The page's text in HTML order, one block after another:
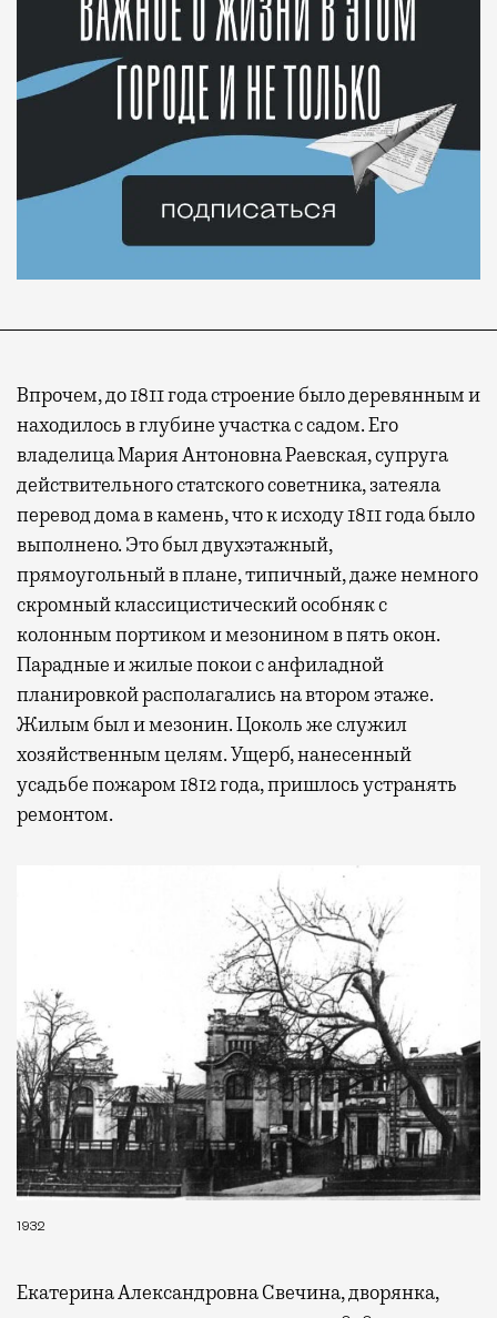
Впрочем, до 1811 года строение было деревянным и
находилось в глубине участка с садом. Его
владелица Мария Антоновна Раевская, супруга
действительного статского советника, затеяла
перевод дома в камень, что к исходу 1811 года было
выполнено. Это был двухэтажный,
прямоугольный в плане, типичный, даже немного
скромный классицистический особняк с
колонным портиком и мезонином в пять окон.
Парадные и жилые покои с анфиладной
планировкой располагались на втором этаже.
Жилым был и мезонин. Цоколь же служил
хозяйственным целям. Ущерб, нанесенный
усадьбе пожаром 1812 года, пришлось устранять
ремонтом.
1932
Екатерина Александровна Свечина, дворянка,